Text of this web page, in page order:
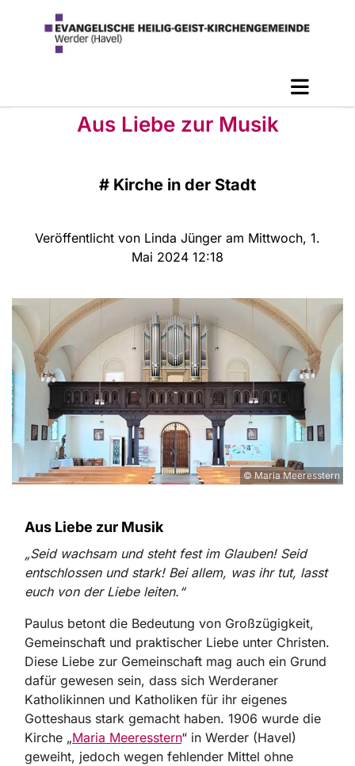
Aus Liebe zur Musik
# Kirche in der Stadt
Veröffentlicht von Linda Jünger am Mittwoch, 1.
Mai 2024 12:18
© Maria Meeresstern
Aus Liebe zur Musik
„Seid wachsam und steht fest im Glauben! Seid
entschlossen und stark! Bei allem, was ihr tut, lasst
euch von der Liebe leiten.“
Paulus betont die Bedeutung von Großzügigkeit,
Gemeinschaft und praktischer Liebe unter Christen.
Diese Liebe zur Gemeinschaft mag auch ein Grund
dafür gewesen sein, dass sich Werderaner
Katholikinnen und Katholiken für ihr eigenes
Gotteshaus stark gemacht haben. 1906 wurde die
Kirche „Maria Meeresstern“ in Werder (Havel)
geweiht, jedoch wegen fehlender Mittel ohne